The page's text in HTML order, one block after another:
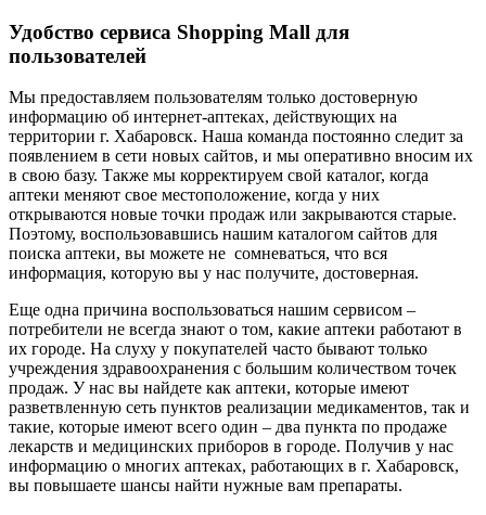
Удобство сервиса Shopping Mall для
пользователей
Мы предоставляем пользователям только достоверную
информацию об интернет-аптеках, действующих на
территории г. Хабаровск. Наша команда постоянно следит за
появлением в сети новых сайтов, и мы оперативно вносим их
в свою базу. Также мы корректируем свой каталог, когда
аптеки меняют свое местоположение, когда у них
открываются новые точки продаж или закрываются старые.
Поэтому, воспользовавшись нашим каталогом сайтов для
поиска аптеки, вы можете не сомневаться, что вся
информация, которую вы у нас получите, достоверная.
Еще одна причина воспользоваться нашим сервисом –
потребители не всегда знают о том, какие аптеки работают в
их городе. На слуху у покупателей часто бывают только
учреждения здравоохранения с большим количеством точек
продаж. У нас вы найдете как аптеки, которые имеют
разветвленную сеть пунктов реализации медикаментов, так и
такие, которые имеют всего один – два пункта по продаже
лекарств и медицинских приборов в городе. Получив у нас
информацию о многих аптеках, работающих в г. Хабаровск,
вы повышаете шансы найти нужные вам препараты.